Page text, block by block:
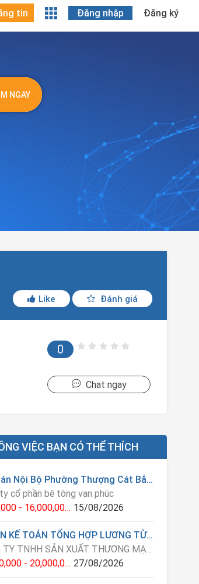
tin Đăng nhập Đăng ký
NGAY
Like Đánh giá
0
Chat ngay
VIỆC BẠN CÓ THỂ THÍCH
Kế Toán Nội Bộ Phường Thượng Cát Bắc Từ Liên Hà Nội
cổ phần bê tông vạn phúc
9,000,000 - 16,000,000 VNĐ 15/08/2026
TUYỂN KẾ TOÁN TỔNG HỢP LƯƠNG TỪ 15-20 TRIỆU
CÔNG TY TNHH SẢN XUẤT THƯƠNG MẠI DỊCH VỤ NHỰA KIM NGUYÊN
15,000,000 - 20,000,000 VNĐ 27/08/2026